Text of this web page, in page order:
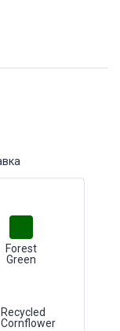
Forest
Green
Recycled
Cornflower